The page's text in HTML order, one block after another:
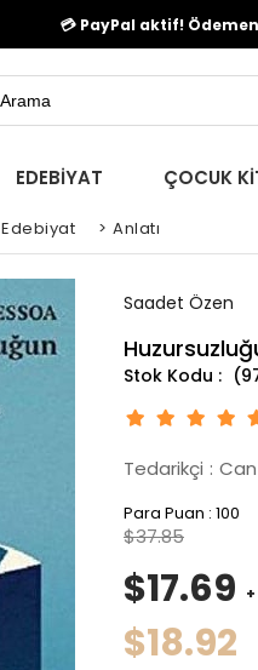
💳 PayPal aktif!
EDEBİYAT ÇOCUK
Edebiyat > Anlatı
Saadet Özen
Tedarikçi : Can
Para Puan : 100
$37.85
$17.69
$18.92